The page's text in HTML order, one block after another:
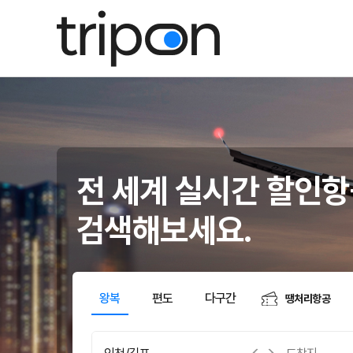
전 세계 실시간 할인
검색해보세요.
왕복 편도 다구간 땡처리항공